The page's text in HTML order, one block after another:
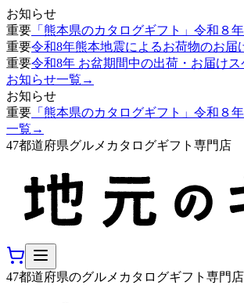
お知らせ
重要 「熊本県のカタログギフト」令和８
重要令和8年熊本地震によるお荷物のお届
重要令和8年 お盆期間中の出荷・お届け
お知らせ一覧 →
お知らせ
重要 「熊本県のカタログギフト」令和８
一覧 →
47都道府県グルメカタログギフト専門店
47都道府県のグルメカタログギフト専門店